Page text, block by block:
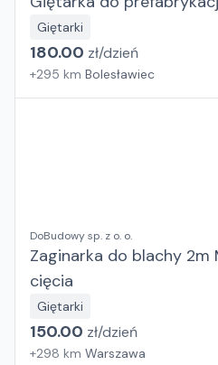
Giętarki
180.00 zł/dzień
+295 km Bolesławiec
DoBudowy sp. z o. o.
Zaginarka do blachy 2m
cięcia
Giętarki
150.00 zł/dzień
+298 km Warszawa